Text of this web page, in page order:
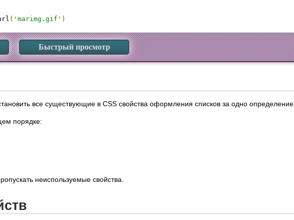
( 'marimg.gif' )
Быстрый просмотр
все существующие в CSS свойства оформления списков за одно определение.
порядке:
неиспользуемые свойства.